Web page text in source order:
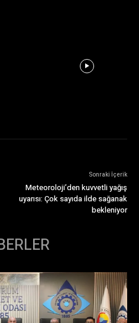
Sonraki İçerik
Meteoroloji’den kuvvetli yağış
uyarısı: Çok sayıda ilde sağanak
bekleniyor